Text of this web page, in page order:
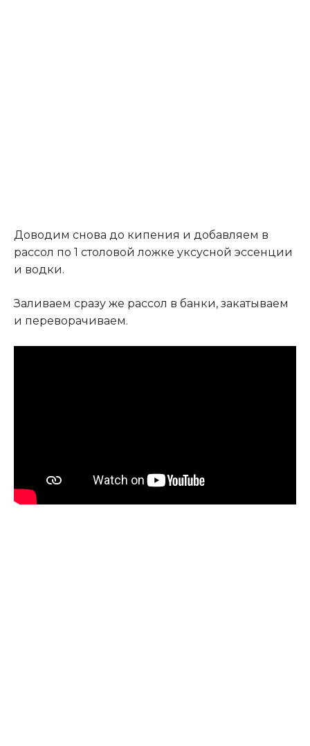
Доводим снова до кипения и добавляем в
рассол по 1 столовой ложке уксусной эссенции
и водки.
Заливаем сразу же рассол в банки, закатываем
и переворачиваем.